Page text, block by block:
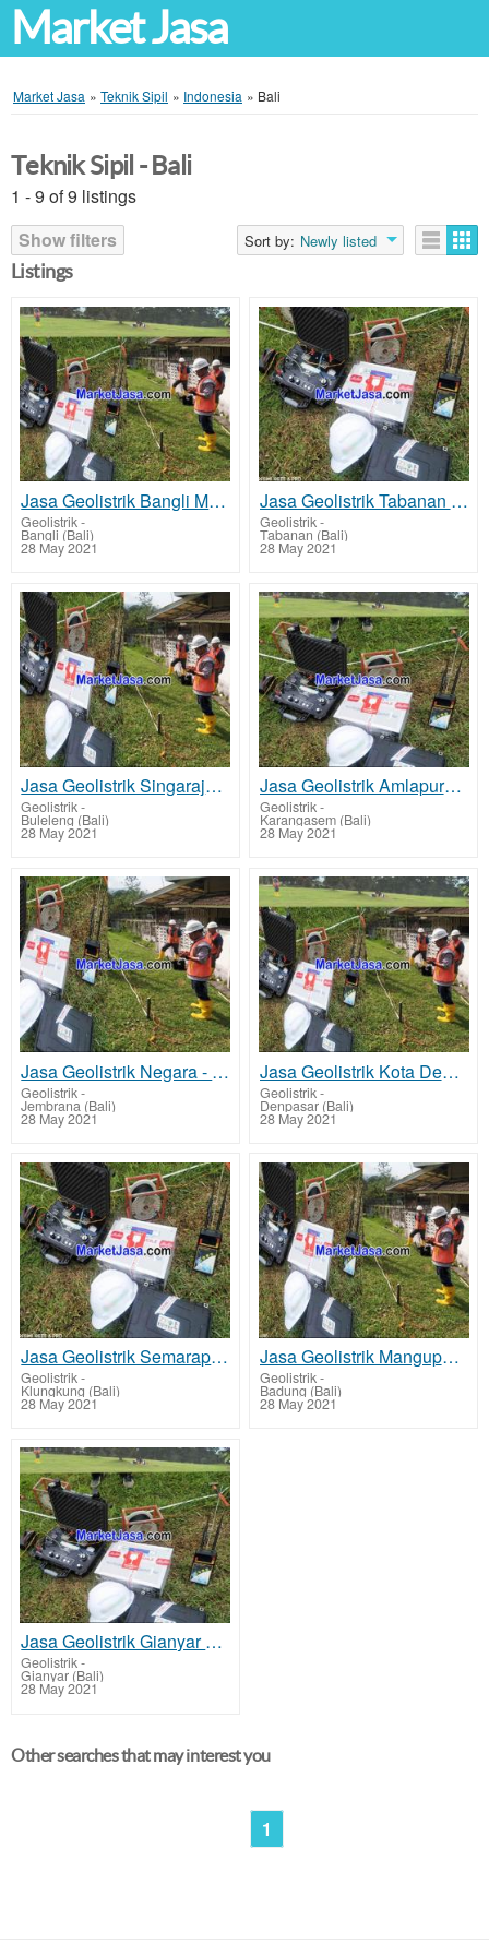
Market Jasa
Market Jasa » Teknik Sipil » Indonesia » Bali
Teknik Sipil - Bali
1 - 9 of 9 listings
Show filters
Sort by: Newly listed
Listings
Jasa Geolistrik Bangli Mencari Sumber Mata Air Bawah Tanah Tarif Biaya Per Titik Murah
Geolistrik-
Bangli (Bali)
28 May 2021
Jasa Geolistrik Tabanan Mencari Sumber Lapisan Air Bawah Tanah Tarif Biaya Per Titik Murah
Geolistrik-
Tabanan (Bali)
28 May 2021
Jasa Geolistrik Singaraja - Buleleng Mencari Sumber Mata Air Bawah Tanah Tarif Biaya Per Titik Murah
Geolistrik-
Buleleng (Bali)
28 May 2021
Jasa Geolistrik Amlapura - Karangasem Mencari Sumber Mata Air Bawah Tanah Tarif Biaya Per Titik Mura
Geolistrik-
Karangasem (Bali)
28 May 2021
Jasa Geolistrik Negara - Jembrana Mencari Sumber Mata Air Bawah Tanah Tarif Biaya Per Titik Murah
Geolistrik-
Jembrana (Bali)
28 May 2021
Jasa Geolistrik Kota Denpasar Mencari Sumber Lapisan Air Bawah Tanah Tarif Biaya Per Titik Murah
Geolistrik-
Denpasar (Bali)
28 May 2021
Jasa Geolistrik Semarapura - Klungkung Mencari Sumber Mata Air Bawah Tanah Tarif Biaya Per Titik Mur
Geolistrik-
Klungkung (Bali)
28 May 2021
Jasa Geolistrik Mangupura - Badung Mencari Sumber Lapisan Air Bawah Tanah Tarif Biaya Per Titik Mura
Geolistrik-
Badung (Bali)
28 May 2021
Jasa Geolistrik Gianyar Mencari Sumber Mata Air Bawah Tanah Tarif Biaya Per Titik Murah
Geolistrik-
Gianyar (Bali)
28 May 2021
Other searches that may interest you
1